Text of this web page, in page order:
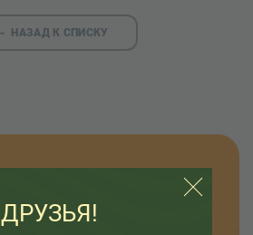
НАЗАД К СПИСКУ
новости
чтобы узнавать первыми
ДРУЗЬЯ!